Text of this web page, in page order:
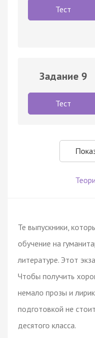
Тест
Задание 9
Тест
Те выпускники,
обучение на
литературе. Этот
Чтобы получить
немало прозы и
подготовкой не
десятого класса.